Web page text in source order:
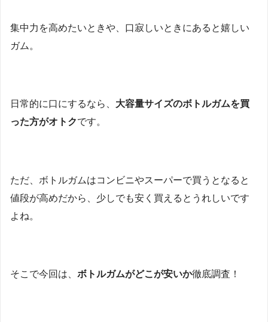
集中力を高めたいときや、口寂しいときにあると嬉しい
ガム。
日常的に口にするなら、 大容量サイズのボトルガムを買
った方がオトクです。
ただ、ボトルガムはコンビニやスーパーで買うとなると
値段が高めだから、少しでも安く買えるとうれしいです
よね。
そこで今回は、 ボトルガムがどこが安いか徹底調査！